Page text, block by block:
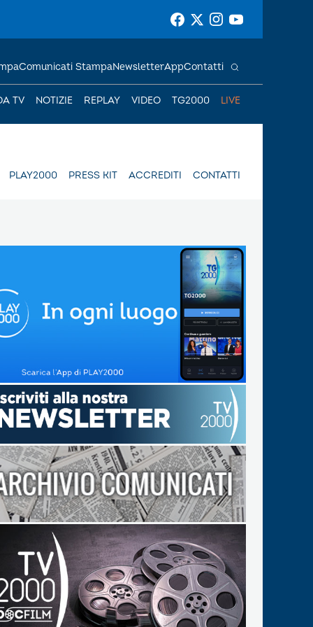
TV NOTIZIE REPLAY VIDEO TG2000 LIVE
Comunicati StampaNewsletterAppContatti
PLAY2000 PRESS KIT ACCREDITI CONTATTI